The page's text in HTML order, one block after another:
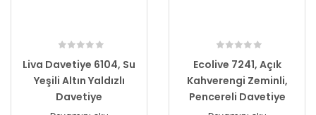
Liva Davetiye 6104, Su
Yeşili Altın Yaldızlı
Davetiye
Ecolive 7241, Açık
Kahverengi Zeminli,
Pencereli Davetiye